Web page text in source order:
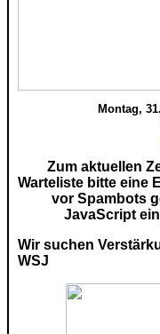
Montag,
Zum aktuellen
Warteliste bitte eine
vor Spambots
JavaScript
Wir suchen
WSJ